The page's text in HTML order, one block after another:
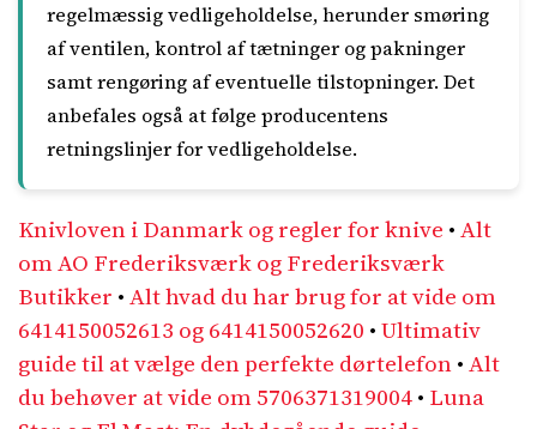
regelmæssig vedligeholdelse, herunder smøring
af ventilen, kontrol af tætninger og pakninger
samt rengøring af eventuelle tilstopninger. Det
anbefales også at følge producentens
retningslinjer for vedligeholdelse.
Knivloven i Danmark og regler for knive •Alt
om AO Frederiksværk og Frederiksværk
Butikker •Alt hvad du har brug for at vide om
6414150052613 og 6414150052620 •Ultimativ
guide til at vælge den perfekte dørtelefon•Alt
du behøver at vide om 5706371319004• Luna